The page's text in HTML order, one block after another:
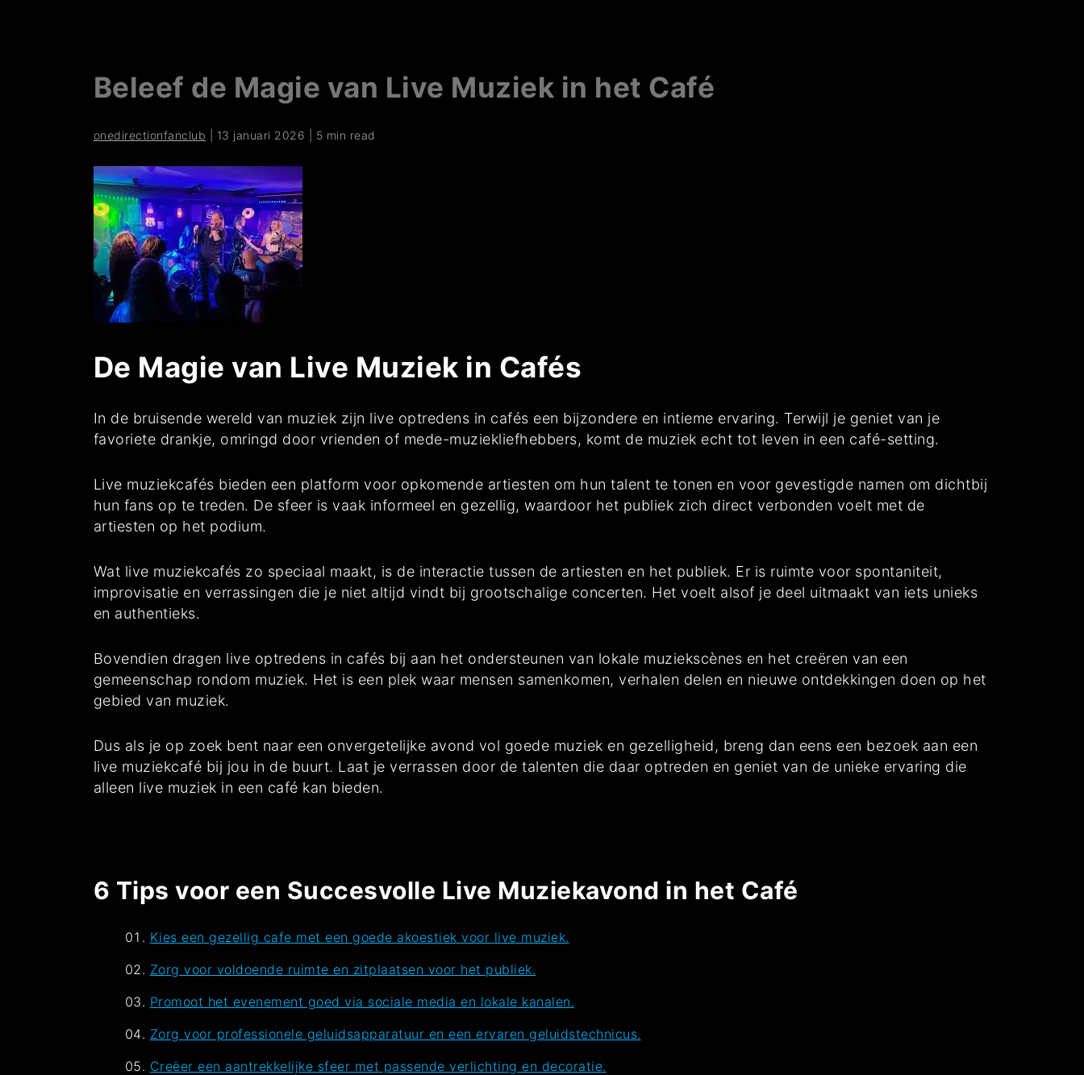
Beleef de Magie van Live Muziek in het Café
onedirectionfanclub 13 januari 2026 5 min read
De Magie van Live Muziek in Cafés
In de bruisende wereld van muziek zijn live optredens in cafés een bijzondere en intieme ervaring. Terwijl je geniet van je
favoriete drankje, omringd door vrienden of mede-muziekliefhebbers, komt de muziek echt tot leven in een café-setting.
Live muziekcafés bieden een platform voor opkomende artiesten om hun talent te tonen en voor gevestigde namen om dichtbij
hun fans op te treden. De sfeer is vaak informeel en gezellig, waardoor het publiek zich direct verbonden voelt met de
artiesten op het podium.
Wat live muziekcafés zo speciaal maakt, is de interactie tussen de artiesten en het publiek. Er is ruimte voor spontaniteit,
improvisatie en verrassingen die je niet altijd vindt bij grootschalige concerten. Het voelt alsof je deel uitmaakt van iets unieks
en authentieks.
Bovendien dragen live optredens in cafés bij aan het ondersteunen van lokale muziekscènes en het creëren van een
gemeenschap rondom muziek. Het is een plek waar mensen samenkomen, verhalen delen en nieuwe ontdekkingen doen op het
gebied van muziek.
Dus als je op zoek bent naar een onvergetelijke avond vol goede muziek en gezelligheid, breng dan eens een bezoek aan een
live muziekcafé bij jou in de buurt. Laat je verrassen door de talenten die daar optreden en geniet van de unieke ervaring die
alleen live muziek in een café kan bieden.
6 Tips voor een Succesvolle Live Muziekavond in het Café
Kies een gezellig cafe met een goede akoestiek voor live muziek.
Zorg voor voldoende ruimte en zitplaatsen voor het publiek.
Promoot het evenement goed via sociale media en lokale kanalen.
Zorg voor professionele geluidsapparatuur en een ervaren geluidstechnicus.
Creëer een aantrekkelijke sfeer met passende verlichting en decoratie.